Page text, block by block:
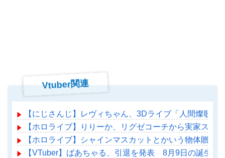
Vtuber関連
【にじさんじ】レヴィちゃん、3Dライブ「人間燦歌
【ホロライブ】りりーか、リグゼコーチから実家ス
【ホロライブ】シャインマスカットとかいう物体贈答
【VTuber】ばあちゃる、引退を発表 8月9日の誕生日